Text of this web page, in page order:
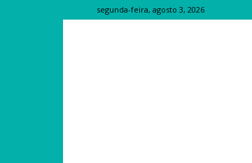
segunda-feira, agosto 3, 2026